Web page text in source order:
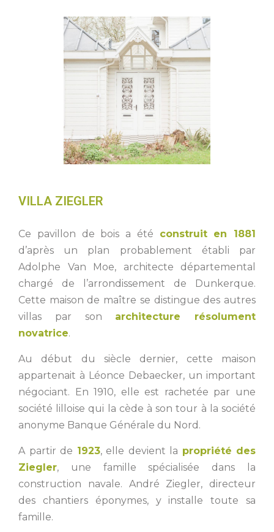
VILLA ZIEGLER
Ce pavillon de bois a été construit en 1881
d’après un plan probablement établi par
Adolphe Van Moe, architecte départemental
chargé de l’arrondissement de Dunkerque.
Cette maison de maître se distingue des autres
villas par son architecture résolument
novatrice.
Au début du siècle dernier, cette maison
appartenait à Léonce Debaecker, un important
négociant. En 1910, elle est rachetée par une
société lilloise qui la cède à son tour à la société
anonyme Banque Générale du Nord.
A partir de 1923, elle devient la propriété des
Ziegler, une famille spécialisée dans la
construction navale. André Ziegler, directeur
des chantiers éponymes, y installe toute sa
famille.